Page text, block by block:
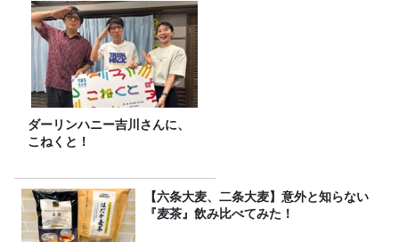
ダーリンハニー吉川さんに、
こねくと！
【六条大麦、二条大麦】意外と知らない
『麦茶』飲み比べてみた！